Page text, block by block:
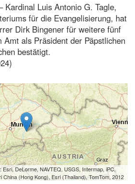
Kardinal Luis Antonio G. Tagle,
für die Evangelisierung, hat
Dirk Bingener für weitere fünf
Amt als Präsident der Päpstlichen
bestätigt.
DeLorme, NAVTEQ, USGS, Intermap, iPC,
(Hong Kong), Esri (Thailand), TomTom, 2012